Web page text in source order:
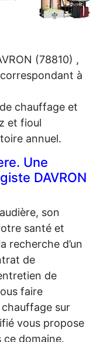
(78810) ,
à
chauffage et
et fioul
annuel.
Une
DAVRON
son
santé et
recherche d’un
de
de
faire
sur
vous propose
ce domaine.